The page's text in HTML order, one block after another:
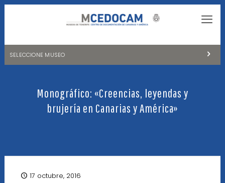
SELECCIONE MUSEO
NATURALEZA Y ARQUEOLOGÍA
LA CIENCIA Y EL COSMOS
CENTRO DE DOCUMENTACIÓN DE CANARIAS Y AMÉRICA
CUEVA DEL VIENTO
Monográfico: «Creencias, leyendas y
brujería en Canarias y América»
17 octubre, 2016